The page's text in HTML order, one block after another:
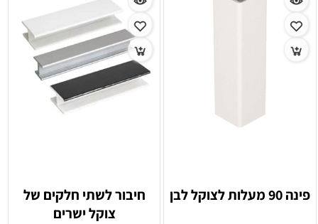
פינה 90 מעלות לצוקל לבן
חיבור לשתי חלקים של
צוקל ישרים